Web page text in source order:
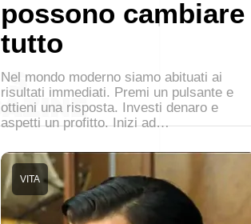
possono cambiare
tutto
Nel mondo moderno siamo abituati ai
risultati immediati. Premi un pulsante e
ottieni una risposta. Investi denaro e
aspetti un profitto. Inizi ad…
VITA